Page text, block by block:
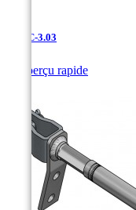
UDAC-3.03
Aperçu rapide